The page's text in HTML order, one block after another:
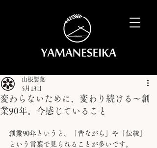
変わらないために、変わり続ける〜創
業90年。今感じていること
山根製菓
5月13日
創業90年というと、「昔ながら」や「伝統」
という言葉で見られることが多いです。